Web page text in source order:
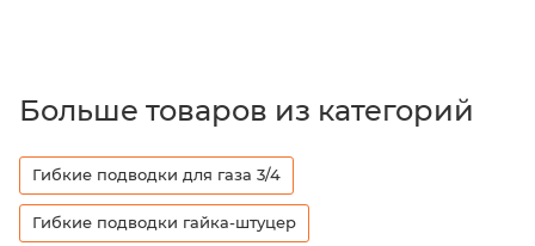
Больше товаров из категорий
Гибкие подводки для газа 3/4
Гибкие подводки гайка-штуцер